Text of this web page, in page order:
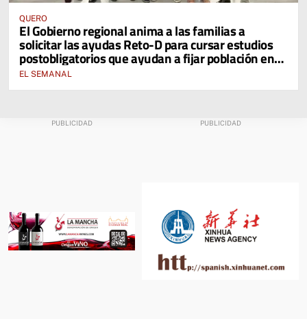
QUERO
El Gobierno regional anima a las familias a
solicitar las ayudas Reto-D para cursar estudios
postobligatorios que ayudan a fijar población en
zonas rurales
EL SEMANAL